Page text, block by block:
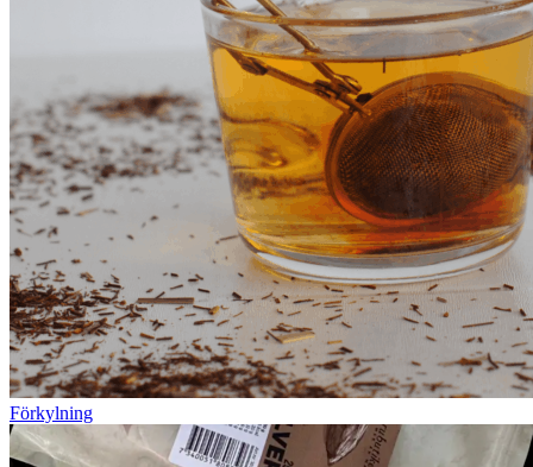
Förkylning